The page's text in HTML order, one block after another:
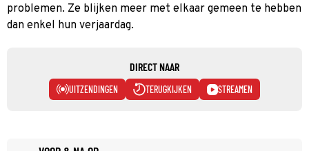
problemen. Ze blijken meer met elkaar gemeen te hebben
dan enkel hun verjaardag.
DIRECT NAAR
UITZENDINGEN TERUGKIJKEN STREAMEN